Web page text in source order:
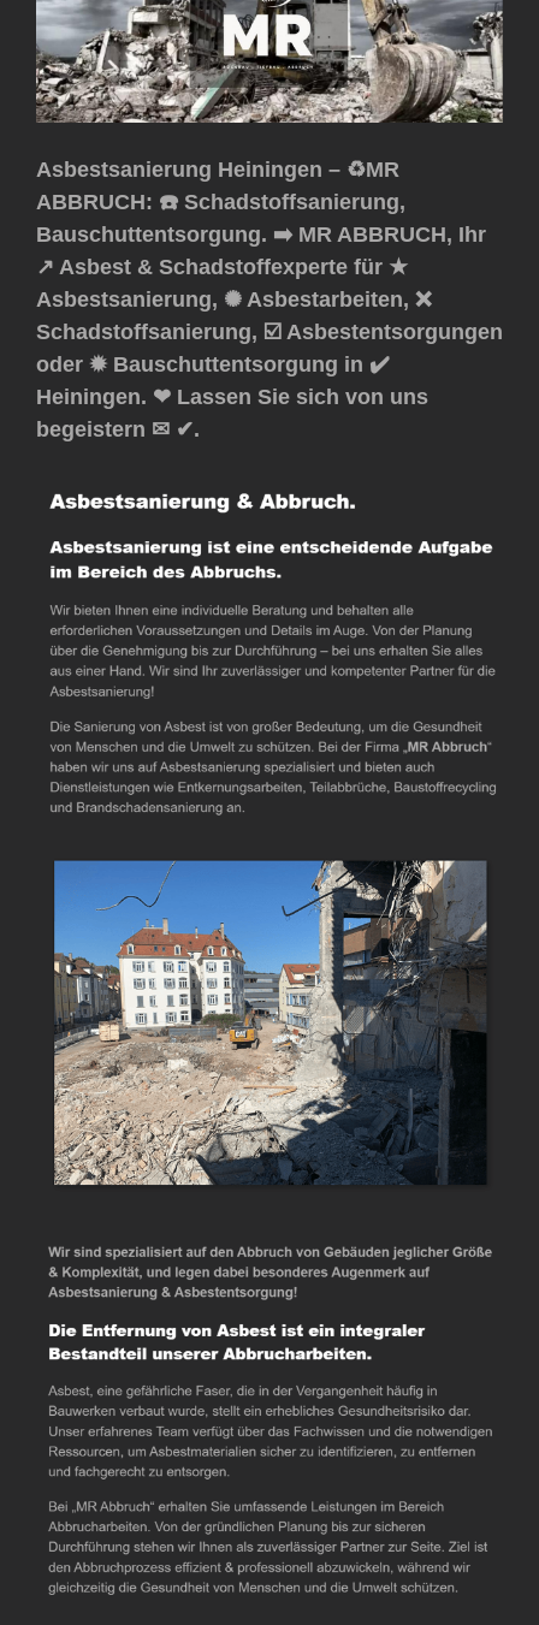
Asbestsanierung Heiningen – ♻️MR
ABBRUCH: ☎️ Schadstoffsanierung,
Bauschuttentsorgung. ➡️ MR ABBRUCH, Ihr
↗️ Asbest & Schadstoffexperte für ★
Asbestsanierung, ✺ Asbestarbeiten, ❌
Schadstoffsanierung, ☑️ Asbestentsorgungen
oder ✹ Bauschuttentsorgung in ✔️
Heiningen. ❤ Lassen Sie sich von uns
begeistern ✉ ✔.